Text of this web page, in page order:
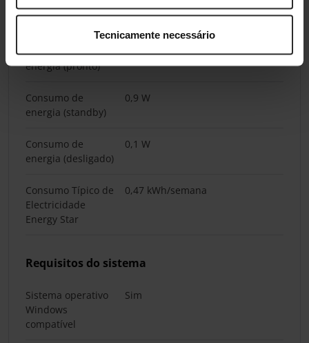
Tecnicamente necessário
energia
(impressão)
Consumo de
energia (pronto)
4,9 W
Consumo de
energia (standby)
0,9 W
Consumo de
energia (desligado)
0,1 W
Consumo Típico de
Electricidade
Energy Star
0,47 kWh/semana
Requisitos do sistema
Sistema operativo
Windows
compatível
Sim